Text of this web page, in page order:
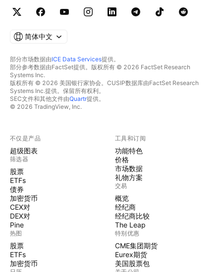
简体中文
部分市场数据由ICE Data Services提供。
部分参考数据由FactSet提供。版权所有 © 2026 FactSet Research
Systems Inc.
版权所有 © 2026 美国银行家协会。CUSIP数据库由FactSet Research
Systems Inc.提供。保留所有权利。
SEC文件和其他文件由Quartr提供。
© 2026 TradingView, Inc.
不仅是产品
超级图表
筛选器
股票
ETFs
债券
加密货币
CEX对
DEX对
Pine
热图
股票
ETFs
加密货币
工具和订阅
功能特色
价格
市场数据
礼物方案
交易
概览
经纪商
经纪商比较
The Leap
特别优惠
CME集团期货
Eurex期货
美国股票包